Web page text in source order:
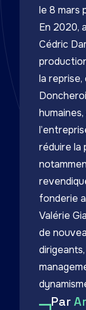
le 8 mars
En 2020,
Cédric
la
réduire la
fonderie
Valérie
de
Par